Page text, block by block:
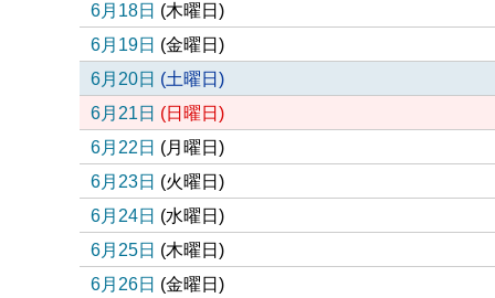
6月18日 (木曜日 )
6月19日 (金曜日 )
6月20日 (土曜日 )
6月21日 (日 曜日 )
6月22日 (月 曜日 )
6月23日 (火曜日 )
6月24日 (水曜日 )
6月25日 (木曜日 )
6月26日 (金曜日 )